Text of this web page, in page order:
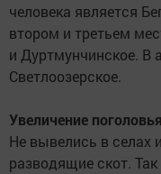
человека является
втором и третьем
и Дуртмунчинское. В
Светлоозерское.
Увеличение поголовья
Не вывелись в селах
разводящие скот.